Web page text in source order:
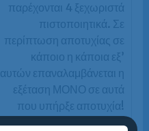
παρέχονται 4 ξεχωριστά
πιστοποιητικά. Σε
περίπτωση αποτυχίας σε
κάποιο η κάποια εξ’
αυτών επαναλαμβάνεται η
εξέταση ΜΟΝΟ σε αυτά
που υπήρξε αποτυχία!